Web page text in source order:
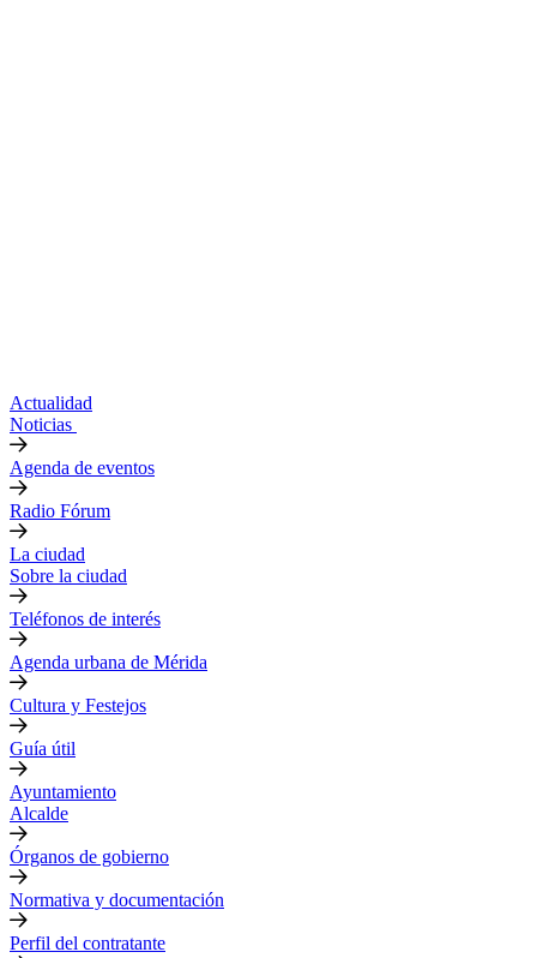
Actualidad
Noticias
Agenda de eventos
Radio Fórum
La ciudad
Sobre la ciudad
Teléfonos de interés
Agenda urbana de Mérida
Cultura y Festejos
Guía útil
Ayuntamiento
Alcalde
Órganos de gobierno
Normativa y documentación
Perfil del contratante